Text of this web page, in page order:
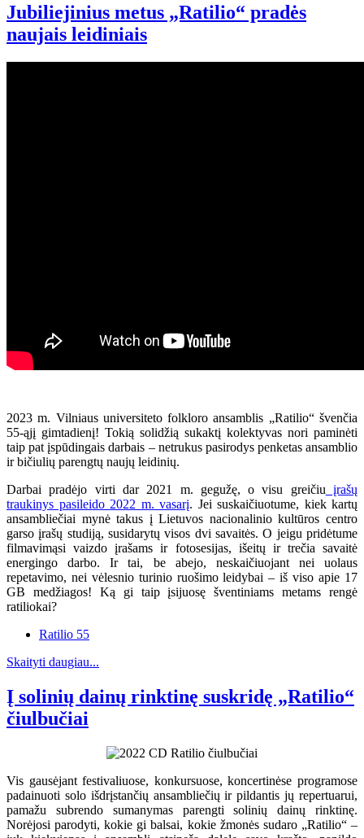
Jubiliejinius metus „Ratilio“ pradės
naujais leidiniais
2023 m. Vilniaus universiteto folkloro ansamblis „Ratilio“ švenčia
55-ąjį gimtadienį! Tokią solidžią sukaktį kolektyvas nori paminėti
taip pat įspūdingais darbais – netrukus pasirodys penketas ansamblio
ir bičiulių parengtų naujų leidinių.
Darbai pradėjo virti dar 2021 m. gegužę, o visu greičiu įrašų
traukinys pasileido 2022 m. vasarį. Jei suskaičiuotume, kiek kartų
ansambliečiai mynė takus į Lietuvos nacionalinio kultūros centro
garso įrašų studiją, susidarytų visos dvi savaitės. O jeigu pridėtume
filmavimąsi vaizdo įrašams ir fotosesijas, išeitų ir trečia savaitė
energingo darbo. Ir tai, be abejo, neskaičiuojant nei uolaus
repetavimo, nei vėlesnio turinio ruošimo leidybai – iš viso apie 17
GB medžiagos! Ką gi taip įsijuosę šventiniams metams rengė
ratiliokai?
Ratilio 55
Skaityti daugiau...
Į solinių dainų rinktinę suskridę „Ratilio“
čiulbučiai
Vis gausėjant festivaliuose, konkursuose, koncertinėse programose
padainuoti solo išdrįstančių ansambliečių ir pildantis jų repertuarui,
pamažu subrendo sumanymas parengti solinių dainų rinktinę.
Norėjosi parodyti, kokie gi balsai, kokie žmonės sudaro „Ratilio“ –